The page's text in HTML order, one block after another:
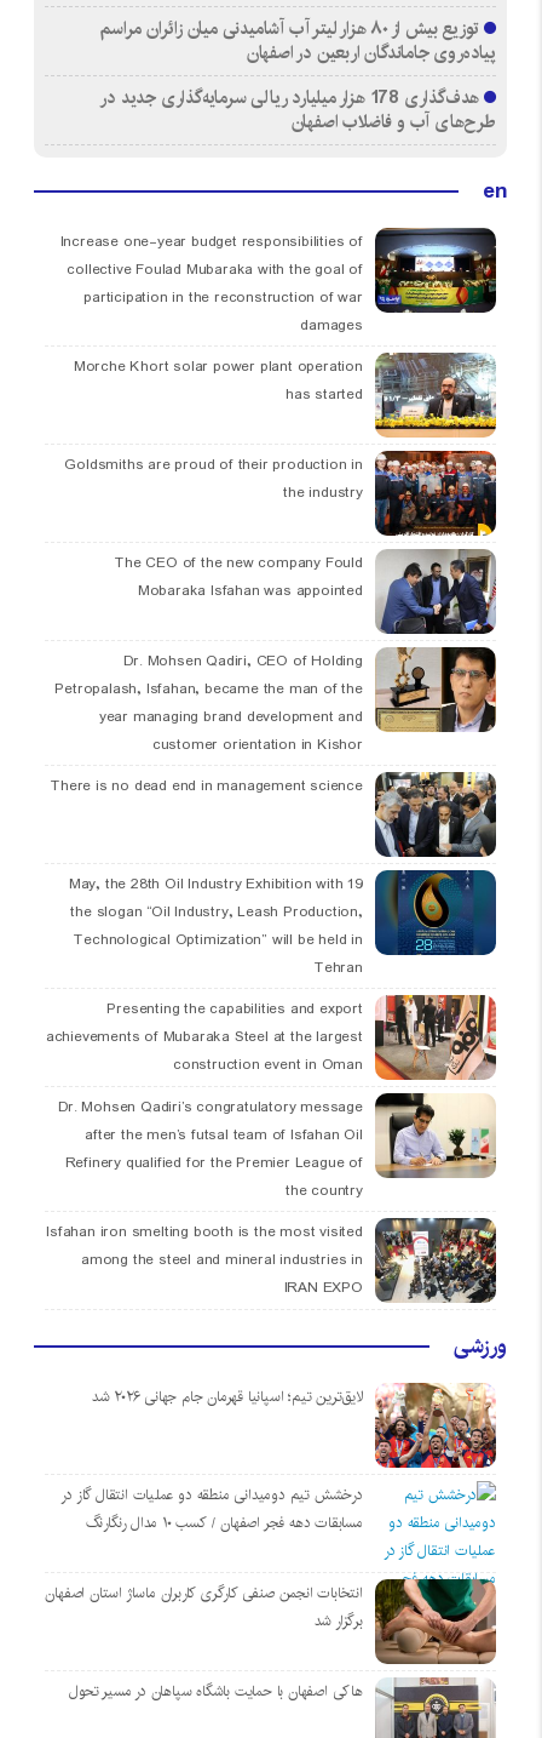
توزیع بیش از ۸۰ هزار لیتر آب آشامیدنی میان زائران مراسم
پیاده‌روی جاماندگان اربعین در اصفهان
هدف‌گذاری 178 هزار میلیارد ریالی سرمایه‌گذاری جدید در
طرح‌های آب و فاضلاب اصفهان
en
Increase one-year budget responsibilities of
collective Foulad Mubaraka with the goal of
participation in the reconstruction of war
damages
Morche Khort solar power plant operation
has started
Goldsmiths are proud of their production in
the industry
The CEO of the new company Fould
Mobaraka Isfahan was appointed
Dr. Mohsen Qadiri, CEO of Holding
Petropalash, Isfahan, became the man of the
year managing brand development and
customer orientation in Kishor
There is no dead end in management science
19 May, the 28th Oil Industry Exhibition with
the slogan “Oil Industry, Leash Production,
Technological Optimization” will be held in
Tehran
Presenting the capabilities and export
achievements of Mubaraka Steel at the largest
construction event in Oman
Dr. Mohsen Qadiri’s congratulatory message
after the men’s futsal team of Isfahan Oil
Refinery qualified for the Premier League of
the country
Isfahan iron smelting booth is the most visited
among the steel and mineral industries in
IRAN EXPO
ورزشی
لایق‌ترین تیم؛ اسپانیا قهرمان جام جهانی ۲۰۲۶ شد
درخشش تیم دومیدانی منطقه دو عملیات انتقال گاز در
مسابقات دهه فجر اصفهان / کسب ۱۰ مدال رنگارنگ
انتخابات انجمن صنفی کارگری کاربران ماساژ استان اصفهان
برگزار شد
هاکی اصفهان با حمایت باشگاه سپاهان در مسیر تحول